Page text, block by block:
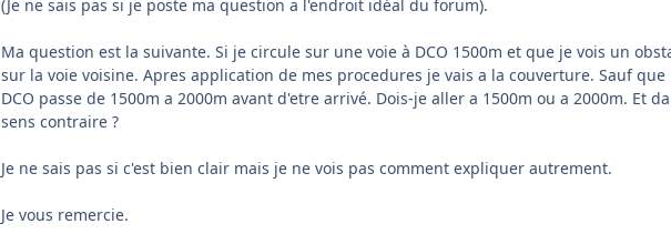
(Je ne sais pas si je poste ma question a l'endroit idéal du forum).
Ma question est la suivante. Si je circule sur une voie à DCO 1500m et que je vois un
sur la voie voisine. Apres application de mes procedures je vais a la couverture. Sauf que
DCO passe de 1500m a 2000m avant d'etre arrivé. Dois-je aller a 1500m ou a 2000m. Et
sens contraire ?
Je ne sais pas si c'est bien clair mais je ne vois pas comment expliquer autrement.
Je vous remercie.